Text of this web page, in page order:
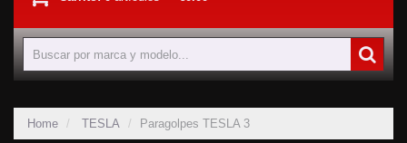
Home TESLA Paragolpes TESLA 3